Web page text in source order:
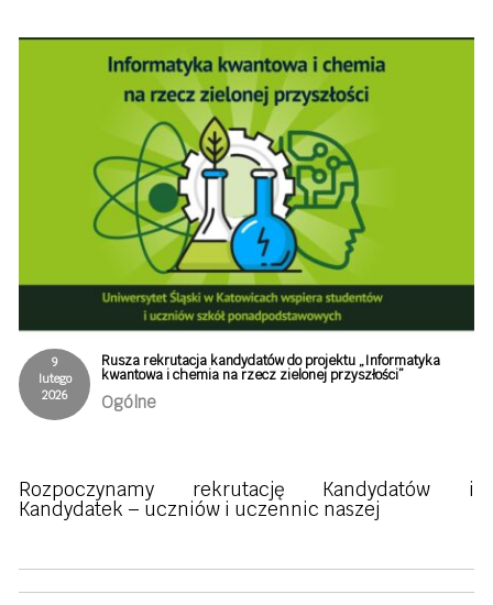
9
lutego
2026
Rusza rekrutacja kandydatów do projektu „Informatyka
kwantowa i chemia na rzecz zielonej przyszłości”
Ogólne
Rozpoczynamy rekrutację Kandydatów i
Kandydatek – uczniów i uczennic naszej